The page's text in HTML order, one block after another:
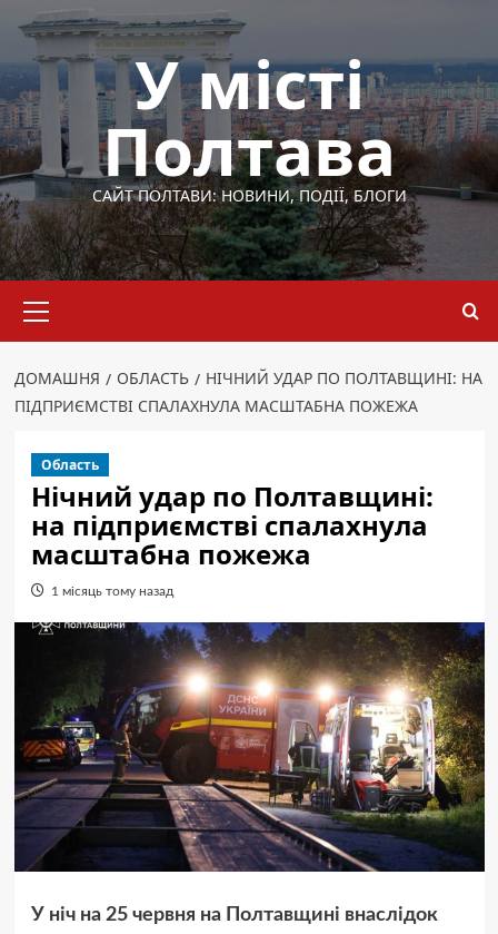
Перейти
вмісту
У місті
Полтава
САЙТ ПОЛТАВИ: НОВИНИ, ПОДІЇ, БЛОГИ
меню
ДОМАШНЯ ОБЛАСТЬ
НІЧНИЙ УДАР ПО ПОЛТАВЩИНІ: НА
ПІДПРИЄМСТВІ СПАЛАХНУЛА МАСШТАБНА ПОЖЕЖА
Область
Нічний удар по Полтавщині:
на підприємстві спалахнула
масштабна пожежа
1 місяць тому назад
У ніч на 25 червня на Полтавщині внаслідок